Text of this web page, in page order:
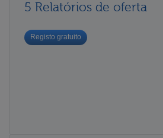
5 Relatórios de oferta
Registo gratuito